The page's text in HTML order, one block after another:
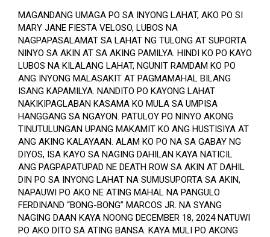
MAGANDANG UMAGA PO SA INYONG LAHAT, AKO PO SI
MARY JANE FIESTA VELOSO, LUBOS NA
NAGPAPASALAMAT SA LAHAT NG TULONG AT SUPORTA
NINYO SA AKIN AT SA AKING PAMILYA. HINDI KO PO KAYO
LUBOS NA KILALANG LAHAT, NGUNIT RAMDAM KO PO
ANG INYONG MALASAKIT AT PAGMAMAHAL BILANG
ISANG KAPAMILYA. NANDITO PO KAYONG LAHAT
NAKIKIPAGLABAN KASAMA KO MULA SA UMPISA
HANGGANG SA NGAYON. PATULOY PO NINYO AKONG
TINUTULUNGAN UPANG MAKAMIT KO ANG HUSTISIYA AT
ANG AKING KALAYAAN. ALAM KO PO NA SA GABAY NG
DIYOS, ISA KAYO SA NAGING DAHILAN KAYA NATICIL
ANG PAGPAPATUPAD NE DEATH ROW SA AKIN AT DAHIL
DIN PO SA INYONG LAHAT NA SUMUSUPORTA SA AKIN,
NAPAUWI PO AKO NE ATING MAHAL NA PANGULO
FERDINAND “BONG-BONG” MARCOS JR. NA SYANG
NAGING DAAN KAYA NOONG DECEMBER 18, 2024 NATUWI
PO AKO DITO SA ATING BANSA. KAYA MULI PO AKONG